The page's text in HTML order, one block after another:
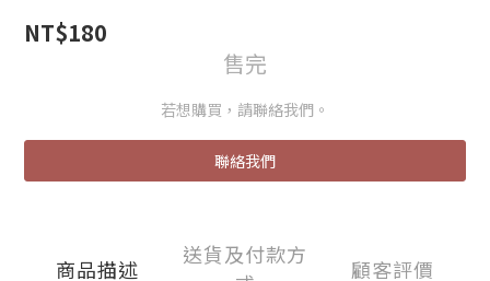
NT$180
售完
若想購買，請聯絡我們。
聯絡我們
商品描述
送貨及付款方
顧客評價